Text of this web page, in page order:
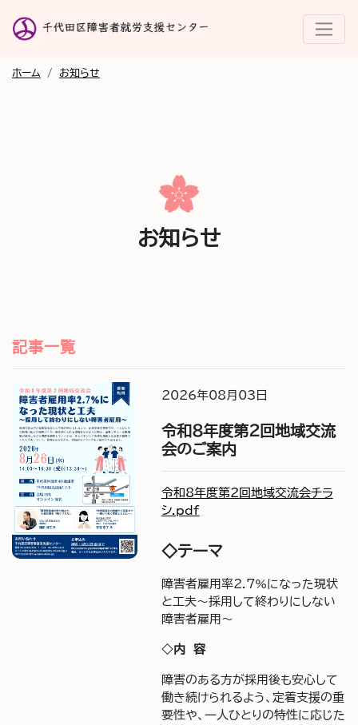
ホーム / お知らせ
お知らせ
記事一覧
2026年08月03日
令和8年度第2回地域交流
会のご案内
令和8年度第2回地域交流会チラ
シ.pdf
◇テーマ
障害者雇用率2.7%になった現状
と工夫～採用して終わりにしない
障害者雇用～
◇内 容
障害のある方が採用後も安心して
働き続けられるよう、定着支援の重
要性や、一人ひとりの特性に応じた